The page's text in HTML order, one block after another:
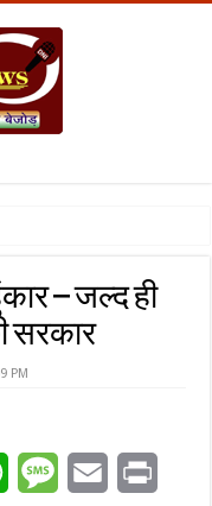
– जल्द ही
सरकार
PM
WhatsAppMessageEmail